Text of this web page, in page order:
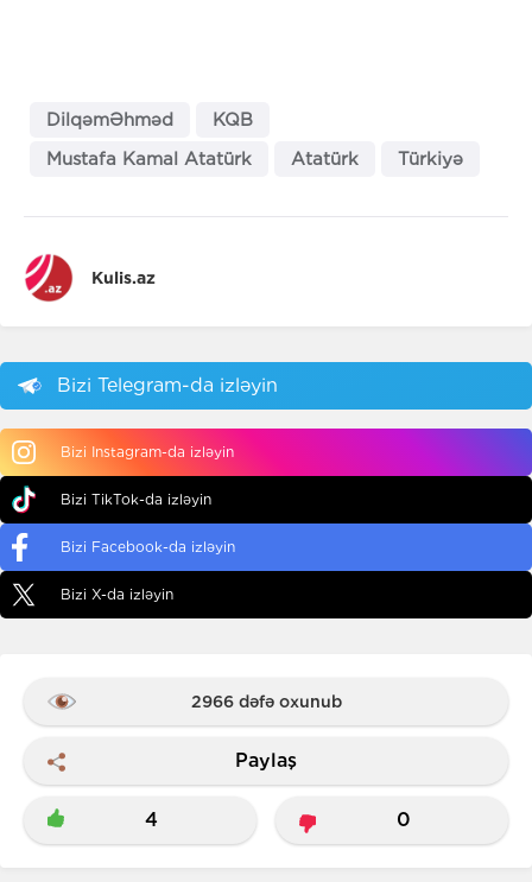
DilqəmƏhməd
KQB
Mustafa Kamal Atatürk
Atatürk Türkiyə
Kulis.az
Bizi Telegram-da izləyin
Bizi Instagram-da izləyin
Bizi TikTok-da izləyin
Bizi Facebook-da izləyin
Bizi X-da izləyin
2966 dəfə oxunub
Paylaş
4 0